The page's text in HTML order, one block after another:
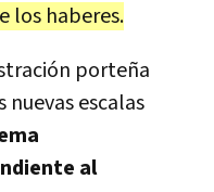
los haberes.
porteña
escalas
al